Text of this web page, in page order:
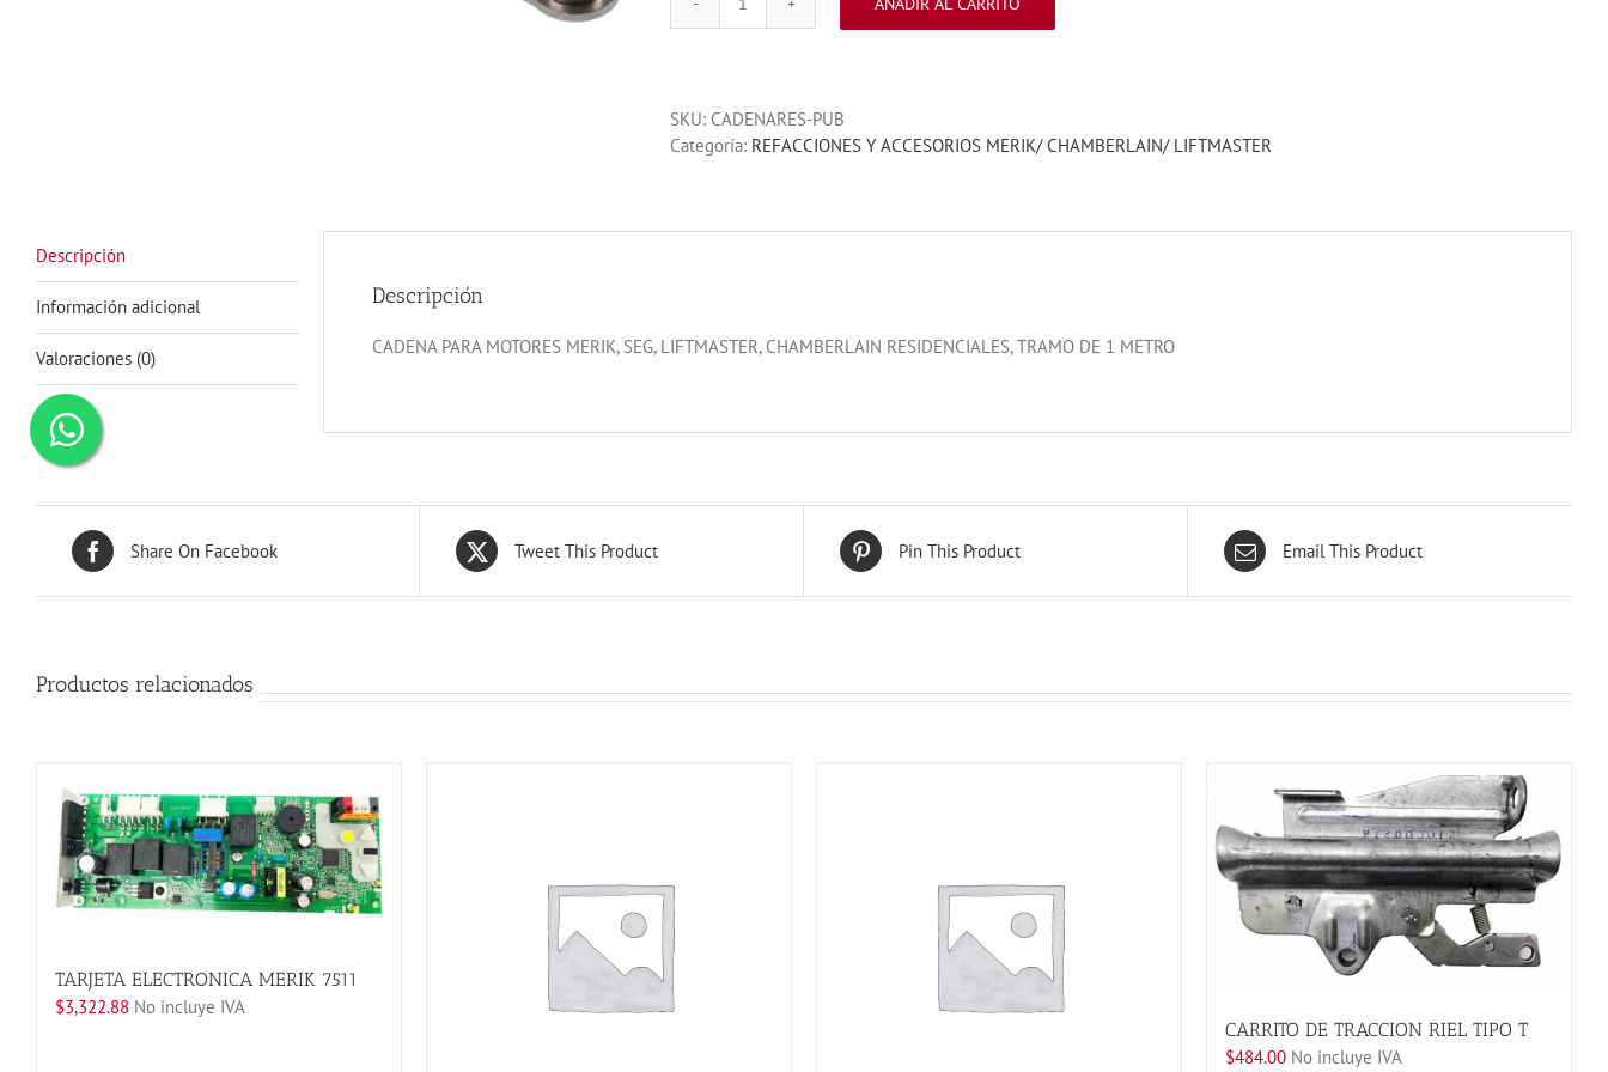
CADENA
1
MT
SKU: CADENARES-PUB
Categoría: REFACCIONES Y ACCESORIOS MERIK/ CHAMBERLAIN/ LIFTMASTER
Descripción
Información adicional
Valoraciones (0)
Descripción
CADENA PARA MOTORES MERIK, SEG, LIFTMASTER, CHAMBERLAIN RESIDENCIALES, TRAMO DE 1 METRO
Share On Facebook Tweet This Product Pin This Product Email This Product
Productos relacionados
TARJETA ELECTRONICA MERIK 7511
$3,322.88 No incluye IVA
CARRITO DE TRACCION RIEL TIPO T
$484.00 No incluye IVA